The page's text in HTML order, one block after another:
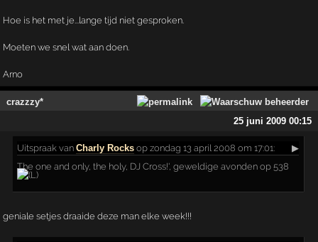
Hoe is het met je...lange tijd niet gesproken.
Moeten we snel wat aan doen.
Arno
crazzzy*
25 juni 2009 00:15
Uitspraak vanCharly Rocks op zondag 13 april 2008 om 17:01:
▶
The one and only, the holy, DJ Cross!', geweldige avonden op 538
geniale setjes draaide deze man elke week!!!